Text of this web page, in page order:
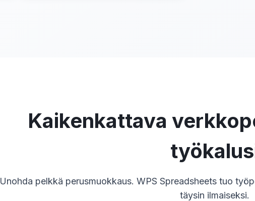
Kaikenkattava
Unohda pelkkä perusmuokkaus. WPS Spreadsheets tuo
täysin ilmaiseksi.